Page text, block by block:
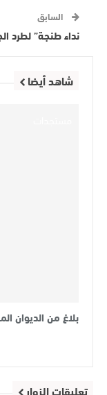
السابق
نداء طنجة” لطرد
شاهد أيضا
بلاغ من الديوان
تعليقات الزوار